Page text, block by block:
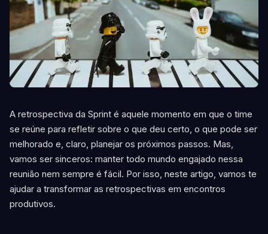
A retrospectiva da Sprint é aquele momento em que o time
se reúne para refletir sobre o que deu certo, o que pode ser
melhorado e, claro, planejar os próximos passos. Mas,
vamos ser sinceros: manter todo mundo engajado nessa
reunião nem sempre é fácil. Por isso, neste artigo, vamos te
ajudar a transformar as retrospectivas em encontros
produtivos.